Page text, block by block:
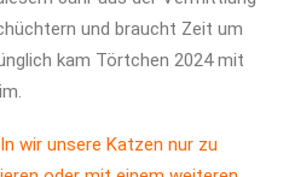
und braucht Zeit um
kam Törtchen 2024 mit
wir unsere Katzen nur zu